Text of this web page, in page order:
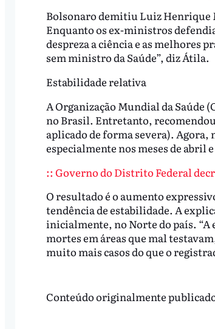
Bolsonaro demitiu Luiz Henrique
Enquanto os ex-ministros
despreza a ciência e as melhores
sem ministro da Saúde”, diz Átila.
Estabilidade relativa
A Organização Mundial da Saúde
no Brasil. Entretanto,
aplicado de forma severa). Agora,
especialmente nos meses de abril
:: Governo do Distrito Federal
O resultado é o aumento
tendência de estabilidade. A
inicialmente, no Norte do país. “A
mortes em áreas que mal
muito mais casos do que o
Conteúdo originalmente